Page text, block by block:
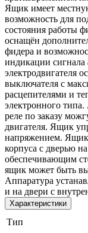
Ящик имеет
возможность для
состояния работы
оснащён
фидера и
индикации сигнала
электродвигателя
выключателя с
расцепителями и
электронного
реле по заказу
двигателя. Ящик
напряжением.
корпуса с дверью
обеспечивающим
ящик может быть
Аппаратура
и на двери с
Характеристики
Тип